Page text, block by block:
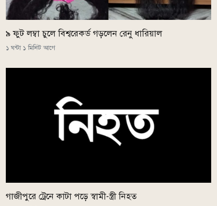
৯ ফুট লম্বা চুলে বিশ্বরেকর্ড গড়লেন রেনু ধারিয়াল
১ ঘন্টা ১ মিনিট আগে
গাজীপুরে ট্রেনে কাটা পড়ে স্বামী-স্ত্রী নিহত